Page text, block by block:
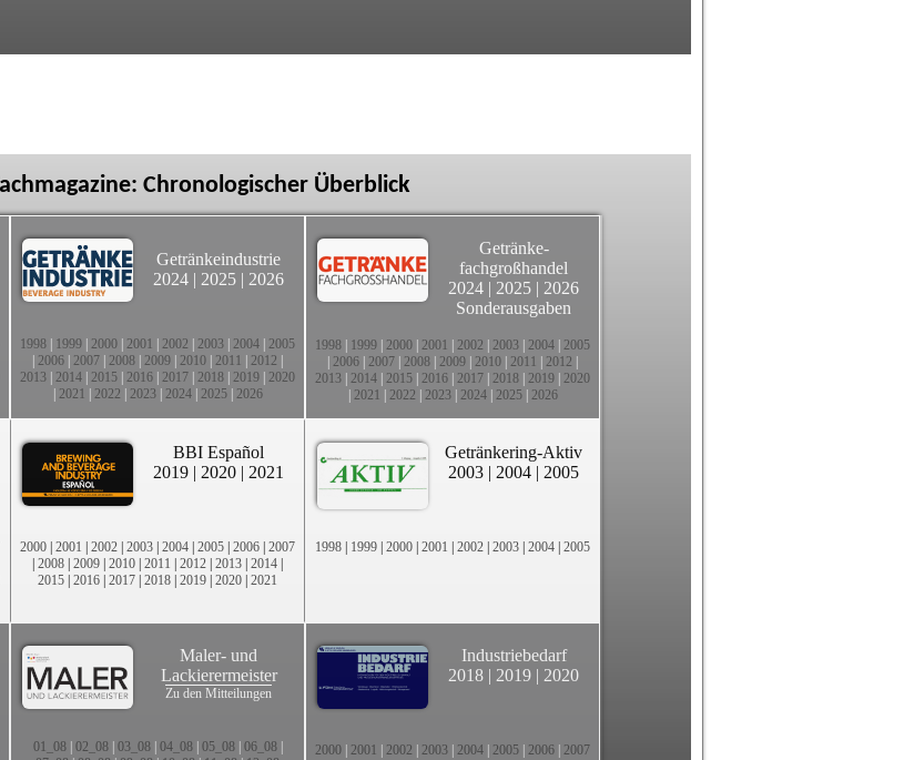
Chronologischer Überblick
Getränkeindustrie
2024 | 2025 | 2026
1998 1999 2000 2001 2002 2003 2004 2005
2006 2007 2008 2009 2010 2011 2012
2013 2014 2015 2016 2017 2018 2019 2020
2021 2022 2023| 2024| 2025| 2026
Getränke-
fachgroßhandel
2024 | 2025 | 2026
Sonderausgaben
1998 1999 2000 2001 2002 2003 2004 2005
2006 2007 2008 2009 2010 2011 2012
2013 2014 2015 2016 2017 2018 2019 2020
2021 2022 2023| 2024| 2025| 2026
BBI Español
2019 | 2020 | 2021
2000 | 2001 | 2002 | 2003 | 2004 | 2005 | 2006 | 2007
| 2008 | 2009 | 2010 | 2011 | 2012 | 2013 | 2014 |
2015 | 2016 | 2017 | 2018 | 2019 | 2020 | 2021
Getränkering-Aktiv
2003 | 2004 | 2005
1998 | 1999 | 2000 | 2001 | 2002 | 2003 | 2004 | 2005
Maler- und
Lackierermeister
Zu den Mitteilungen
01_08| 02_08| 03_08| 04_08| 05_08| 06_08|
Industriebedarf
2018 | 2019 | 2020
2000 2001 2002 2003 2004 2005 2006 2007